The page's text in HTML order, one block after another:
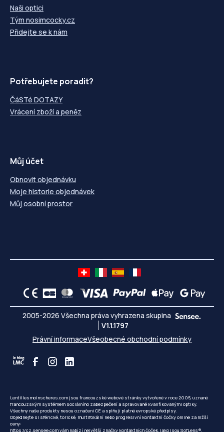
Naši optici
Tým nosimcocky.cz
Přidejte se k nám
Potřebujete poradit?
ČáSTé DOTAZY
Vrácení zboží a peněz
Můj účet
Obnovit objednávku
Moje historie objednávek
Můj osobní prostor
2005-2026 Všechna práva vyhrazena skupina
V1.1.1797
Právní informaceVšeobecné obchodní podmínky
Lentillesmoinscheres.com jsou francouzské webové stránky vytvořené v roce 2005, uznané
francouzským systémem sociálního zabezpečení a spravované kvalifikovanými optiky.
Všechny naše produkty nesou označení CE a splňují platné evropské předpisy.
Objednejte si sférické, torické, multifokální nebo progresivní kontaktní čočky online za nižší
ceny:
https://cz.sensee.comvám nabízí největší značky kontaktních čoček, jako jsou SofLens®,